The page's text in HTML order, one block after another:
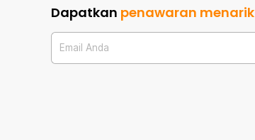
Dapatkan penawaran menarik
Email Anda